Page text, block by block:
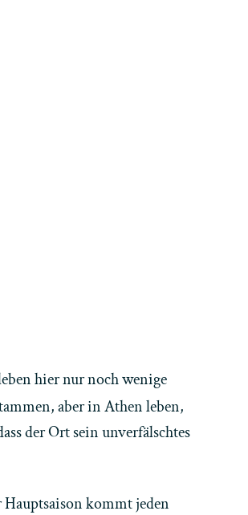
hier nur noch wenige
aber in Athen leben,
der Ort sein unverfälschtes
kommt jeden